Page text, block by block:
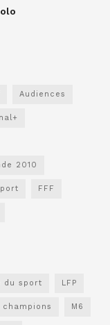
Audiences
2010
FFF
du sport LFP
champions M6